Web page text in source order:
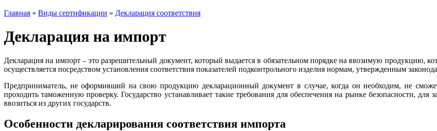
Главная » Виды сертификации » Декларация соответствия
Декларация на импорт
Декларация на импорт – это разрешительный документ, который выдается в обязательном порядке на ввозимую продукцию,
осуществляется посредством установления соответствия показателей подконтрольного изделия нормам, утвержденным
Предприниматель, не оформивший на свою продукцию декларационный документ в случае, когда он необходим, не
проходить таможенную проверку. Государство устанавливает такие требования для обеспечения на рынке безопасности,
ввозиться из других государств.
Особенности декларирования соответствия импорта